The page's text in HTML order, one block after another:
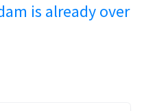
is already over